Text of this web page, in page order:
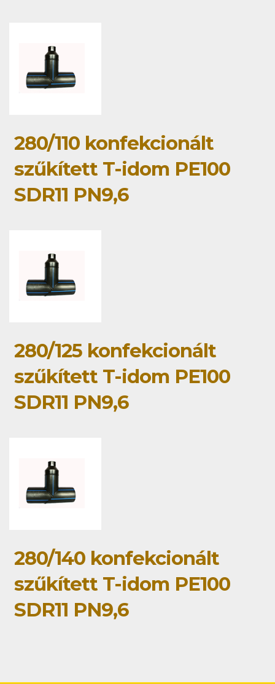
280/110 konfekcionált
szűkített T-idom PE100
SDR11 PN9,6
280/125 konfekcionált
szűkített T-idom PE100
SDR11 PN9,6
280/140 konfekcionált
szűkített T-idom PE100
SDR11 PN9,6